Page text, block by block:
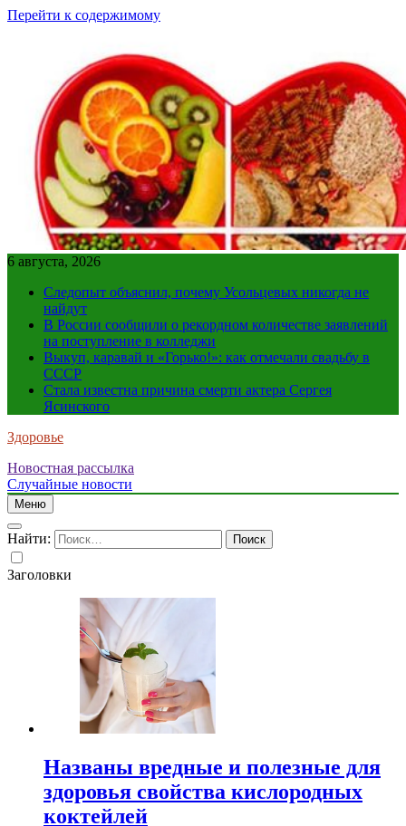
Перейти к содержимому
6 августа, 2026
Следопыт объяснил, почему Усольцевых никогда не
найдут
В России сообщили о рекордном количестве заявлений
на поступление в колледжи
Выкуп, каравай и «Горько!»: как отмечали свадьбу в
СССР
Стала известна причина смерти актера Сергея
Ясинского
Здоровье
Новостная рассылка
Случайные новости
Меню
Найти:
Заголовки
Названы вредные и полезные для
здоровья свойства кислородных
коктейлей